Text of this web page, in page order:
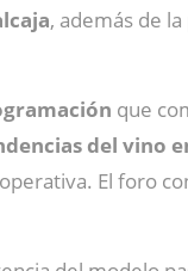
, además de
que
del vino
El foro